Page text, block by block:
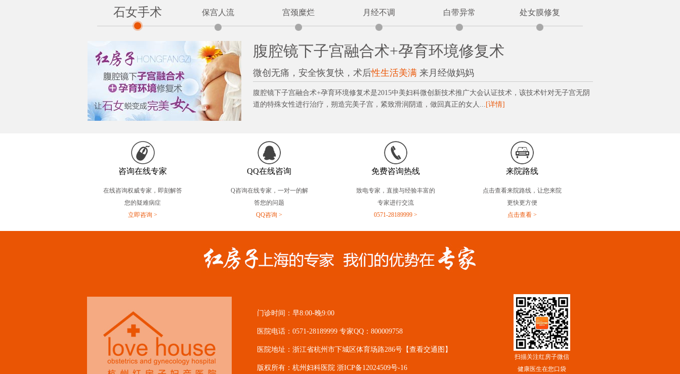
石女手术 保宫人流 宫颈糜烂 月经不调 白带异常 处女膜修复
腹腔镜下子宫融合术+孕育环境修复术
微创无痛，安全恢复快，术后性生活美满 来月经做妈妈
腹腔镜下子宫融合术+孕育环境修复术是2015中美妇科微创新技术推广大会认证技术，该技术针对无子宫无阴
道的特殊女性进行治疗，朔造完美子宫，紧致滑润阴道，做回真正的女人... [详情]
咨询在线专家
在线咨询权威专家，即刻解答
您的疑难病症
立即咨询 >
QQ在线咨询
Q咨询在线专家，一对一的解
答您的问题
QQ咨询 >
免费咨询热线
致电专家，直接与经验丰富的
专家进行交流
0571-28189999 >
来院路线
点击查看来院路线，让您来院
更快更方便
点击查看 >
门诊时间：早8:00-晚9:00
医院电话：0571-28189999 专家QQ：800009758
医院地址：浙江省杭州市下城区体育场路286号 【查看交通图】
版权所有：杭州妇科医院 浙ICP备12024509号-16
扫描关注红房子微信
健康医生在您口袋